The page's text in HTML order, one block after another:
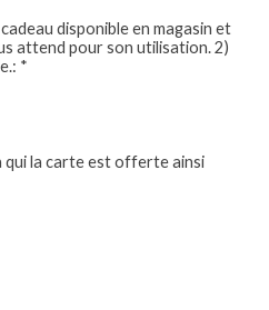
disponible en magasin et
attend pour son utilisation. 2)
*
qui la carte est offerte ainsi